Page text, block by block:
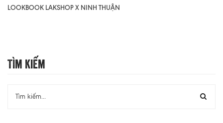
LOOKBOOK LAKSHOP X NINH THUẬN
Tìm Kiếm